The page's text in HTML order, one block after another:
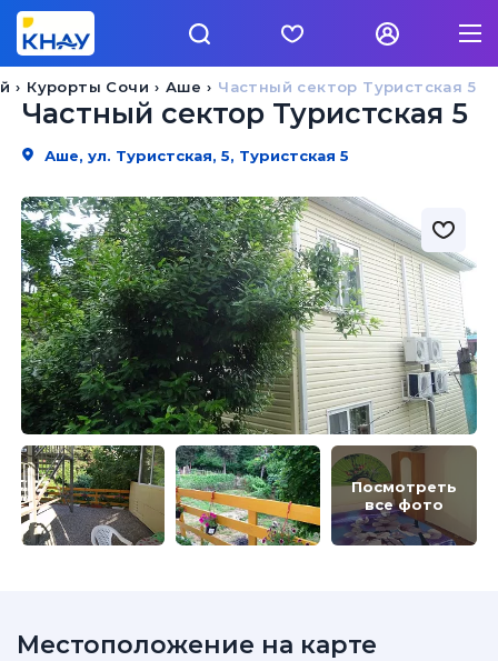
Частный сектор Туристская 5
Аше
Курорты Сочи
Частный сектор Туристская 5
Аше, ул. Туристская, 5, Туристская 5
Посмотреть
все фото
Местоположение на карте